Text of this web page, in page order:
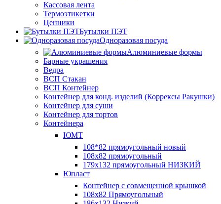
Кассовая лента
Термоэтикетки
Ценники
Бутылки ПЭТ
Одноразовая посуда
Алюминиевые формы
Барные украшения
Ведра
ВСП Стакан
ВСП Контейнер
Контейнер для конд. изделий (Коррексы Ракушки)
Контейнер для суши
Контейнер для тортов
Контейнера
ЮМТ
108*82 прямоугольный новый
108х82 прямоугольный
179х132 прямоугольный НИЗКИЙ
Юпласт
Контейнер с совмещенной крышкой
108х82 Прямоугольный